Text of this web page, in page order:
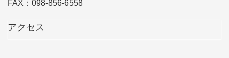
FAX：098-856-6558
アクセス